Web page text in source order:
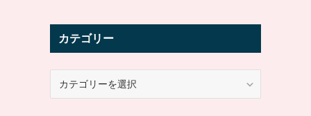
カテゴリー